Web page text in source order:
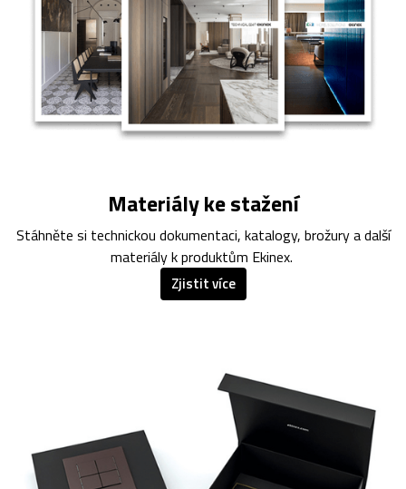
Materiály ke stažení
Stáhněte si technickou dokumentaci, katalogy, brožury a další
materiály k produktům Ekinex.
Zjistit více